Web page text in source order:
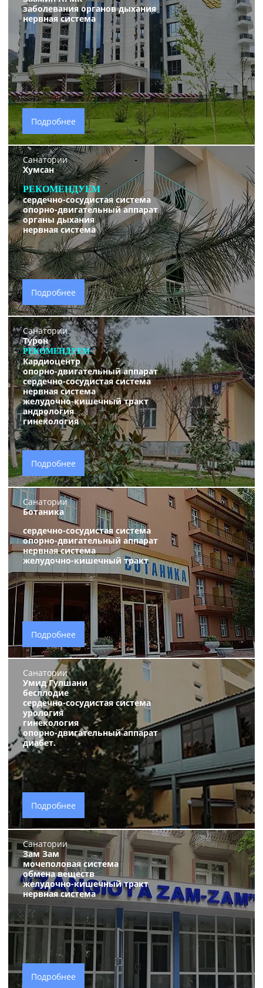
заболевания органов дыхания
нервная система
Подробнее
Санатории
Хумсан
РЕКОМЕНДУЕМ
сердечно-сосудистая система
опорно-двигательный аппарат
органы дыхания
нервная система
Подробнее
Санатории
Турон
РЕКОМЕНДУЕМ
Кардиоцентр
опорно-двигательный аппарат
сердечно-сосудистая система
нервная система
желудочно-кишечный тракт
андрология
гинекология
Подробнее
Санатории
Ботаника
сердечно-сосудистая система
опорно-двигательный аппарат
нервная система
желудочно-кишечный тракт
Подробнее
Санатории
Умид Гулшани
бесплодие
сердечно-сосудистая система
урология
гинекология
опорно-двигательный аппарат
диабет.
Подробнее
Санатории
Зам Зам
мочеполовая система
обмена веществ
желудочно-кишечный тракт
нервная система
Подробнее